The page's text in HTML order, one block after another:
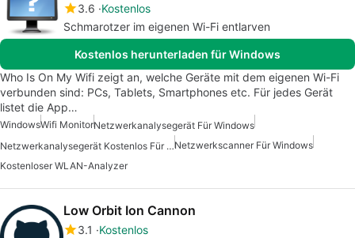
3.6 Kostenlos
Schmarotzer im eigenen Wi-Fi entlarven
Kostenlos herunterladen für Windows
Who Is On My Wifi zeigt an, welche Geräte mit dem eigenen Wi-Fi
verbunden sind: PCs, Tablets, Smartphones etc. Für jedes Gerät
listet die App…
WindowsWifi MonitorNetzwerkanalysegerät Für Windows
Netzwerkanalysegerät Kostenlos Für WindowsNetzwerkscanner Für Windows
Kostenloser WLAN-Analyzer
Low Orbit Ion Cannon
3.1
Kostenlos